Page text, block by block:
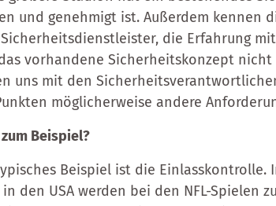
und genehmigt ist. Außerdem kennen
die Erfahrung
vorhandene Sicherheitskonzept
uns mit den
möglicherweise andere
Beispiel?
Beispiel ist die
den USA werden bei den NFL-Spielen